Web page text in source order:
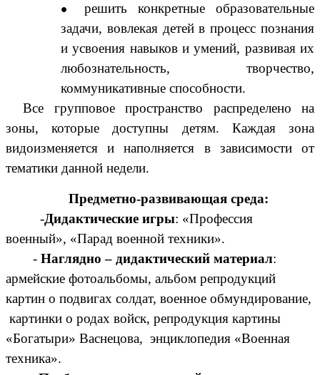
решить конкретные образовательные
задачи, вовлекая детей в процесс познания
и усвоения навыков и умений, развивая их
любознательность, творчество,
коммуникативные способности.
Все групповое пространство распределено на
зоны, которые доступны детям. Каждая зона
видоизменяется и наполняется в зависимости от
тематики данной недели.
Предметно-развивающая среда:
-Дидактические игры: «Профессия
военный», «Парад военной техники».
- Наглядно – дидактический материал:
армейские фотоальбомы, альбом репродукций
картин о подвигах солдат, военное обмундирование,
картинки о родах войск, репродукция картины
«Богатыри» Васнецова, энциклопедия «Военная
техника».